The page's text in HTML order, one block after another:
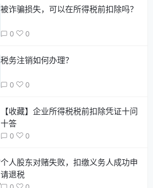
被诈骗损失，可以在所得税前扣除吗？
0 0
​税务注销如何办理？
0 0
【收藏】企业所得税税前扣除凭证十问
十答
0 0
个人股东对赌失败，扣缴义务人成功申
请退税